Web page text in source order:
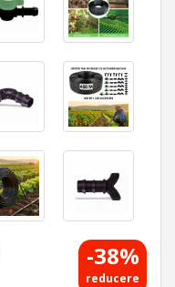
-38%
reducere